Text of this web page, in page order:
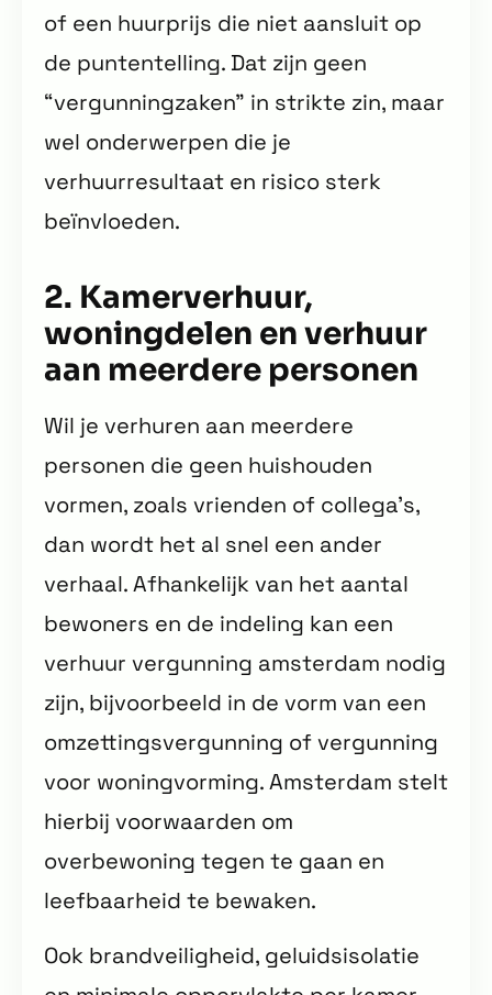
of een huurprijs die niet aansluit op
de puntentelling. Dat zijn geen
“vergunningzaken” in strikte zin, maar
wel onderwerpen die je
verhuurresultaat en risico sterk
beïnvloeden.
2. Kamerverhuur,
woningdelen en verhuur
aan meerdere personen
Wil je verhuren aan meerdere
personen die geen huishouden
vormen, zoals vrienden of collega’s,
dan wordt het al snel een ander
verhaal. Afhankelijk van het aantal
bewoners en de indeling kan een
verhuur vergunning amsterdam nodig
zijn, bijvoorbeeld in de vorm van een
omzettingsvergunning of vergunning
voor woningvorming. Amsterdam stelt
hierbij voorwaarden om
overbewoning tegen te gaan en
leefbaarheid te bewaken.
Ook brandveiligheid, geluidsisolatie